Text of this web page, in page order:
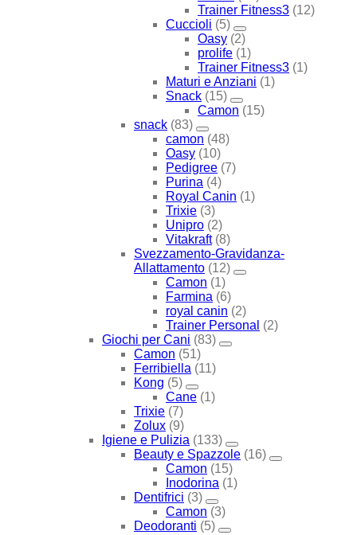
Trainer Fitness3 (12)
Cuccioli (5)
Oasy (2)
prolife (1)
Trainer Fitness3 (1)
Maturi e Anziani (1)
Snack (15)
Camon (15)
snack (83)
camon (48)
Oasy (10)
Pedigree (7)
Purina (4)
Royal Canin (1)
Trixie (3)
Unipro (2)
Vitakraft (8)
Svezzamento-Gravidanza-
Allattamento (12)
Camon (1)
Farmina (6)
royal canin (2)
Trainer Personal (2)
Giochi per Cani (83)
Camon (51)
Ferribiella (11)
Kong (5)
Cane (1)
Trixie (7)
Zolux (9)
Igiene e Pulizia (133)
Beauty e Spazzole (16)
Camon (15)
Inodorina (1)
Dentifrici (3)
Camon (3)
Deodoranti (5)